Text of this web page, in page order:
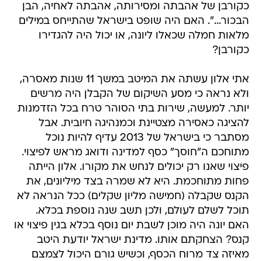
כקורבן של אהבתה ומסירותה, אהבתה לאחיה, הבן
הבכור...". האם היה שופט בישראל שהתייחס במילים
מלאות חמלה שכאלו ליונה, או יכול היה להגדירו
כקורבן?
אתי אלון עשתה את המיטב במשך 11 שנות מאסרה,
ולא נראה כי מסע השיקום של הקבלן היה מרשים
יותר. למעשה, שירות בתי הסוהר טרח בכל הזדמנות
להציגה כאסירה מצטיינת וכמנהיגה חיובית. אבל
מסתבר כי בישראל של 2013 עדיף להיות נוכל
מתוחכם ה"חוסך" כסף למדינה ודואג מראש לפיצוי.
פיצוי שאנו רק יכולים לנחש את מקורו. אלון הייתה
פחות מתוחכמת. היא לא שמרה בצד מיליונים, את
הקנס שקבלה (חמישה מליון שקלים) ככל הנראה לא
תוכל לשלם לעולם, ולכן תשב שנה נוספת בכלא.
האם יונה היה מוכן לשבת יום נוסף בכלא בגין פיצוי או
קנס? הצחקתם אותו. מדינת ישראל יודעת היטב
מאיזה צד מרוח הכסף, וכשיש גורם היכול לצמצם